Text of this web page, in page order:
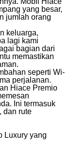
yang besar,
jumlah orang
keluarga,
lagi kami
bagian dari
memastikan
seperti Wi-
perjalanan.
Hiace Premio
Ini termasuk
dan rute
Luxury yang